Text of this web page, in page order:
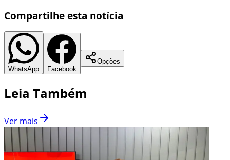
Compartilhe esta notícia
WhatsApp Facebook
Opções
Leia Também
Ver mais